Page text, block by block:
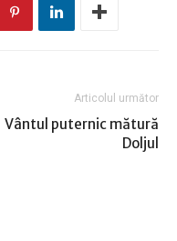
Articolul următor
Vântul puternic mătură
Doljul